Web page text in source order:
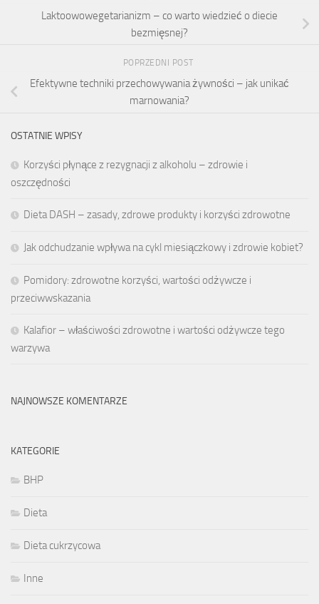
Laktoowowegetarianizm – co warto wiedzieć o diecie
bezmięsnej?
POPRZEDNI POST
Efektywne techniki przechowywania żywności – jak unikać
marnowania?
OSTATNIE WPISY
Korzyści płynące z rezygnacji z alkoholu – zdrowie i
oszczędności
Dieta DASH – zasady, zdrowe produkty i korzyści zdrowotne
Jak odchudzanie wpływa na cykl miesiączkowy i zdrowie kobiet?
Pomidory: zdrowotne korzyści, wartości odżywcze i
przeciwwskazania
Kalafior – właściwości zdrowotne i wartości odżywcze tego
warzywa
NAJNOWSZE KOMENTARZE
KATEGORIE
BHP
Dieta
Dieta cukrzycowa
Inne